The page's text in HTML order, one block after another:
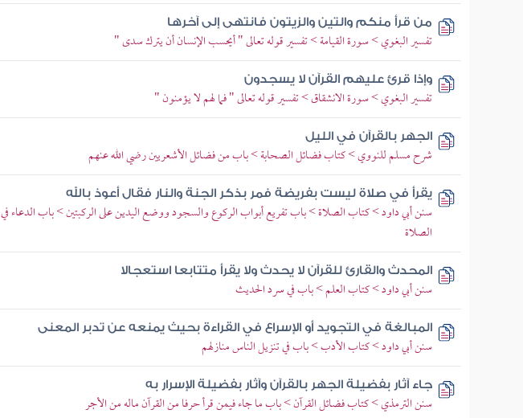
من قرأ منكم والتين والزيتون فانتهى إلى آخرها
تفسير البغوي > سورة القيامة > تفسير قوله تعالى " أيحسب الإنسان أن يترك سدى "
وإذا قرئ عليهم القرآن لا يسجدون
تفسير البغوي > سورة الانشقاق > تفسير قوله تعالى " فما لهم لا يؤمنون "
الجهر بالقرآن في الليل
شرح مسلم للنووي > كتاب فضائل الصحابة > باب من فضائل الأشعريين رضي الله عنهم
يقرأ في صلاة ليست بفريضة فمر بذكر الجنة والنار فقال أعوذ بالله
سنن أبي داود > كتاب الصلاة > باب تفريع أبواب الركوع والسجود ووضع اليدين على الركبتين > باب الدعاء في
الصلاة
المحدث والقارئ للقرآن لا يحدث ولا يقرأ متتابعا استعجالا
سنن أبي داود > كتاب العلم > باب في سرد الحديث
المبالغة في التجويد أو الإسراع في القراءة بحيث يمنعه عن تدبر المعنى
سنن أبي داود > كتاب الأدب > باب في تنزيل الناس منازلهم
جاء آثار بفضيلة الجهر بالقرآن وآثار بفضيلة الإسرار به
سنن الترمذي > كتاب فضائل القرآن > باب ما جاء فيمن قرأ حرفا من القرآن ماله من الأجر